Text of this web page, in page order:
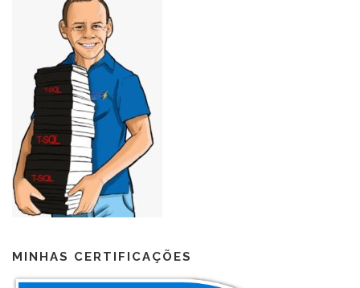
MINHAS CERTIFICAÇÕES